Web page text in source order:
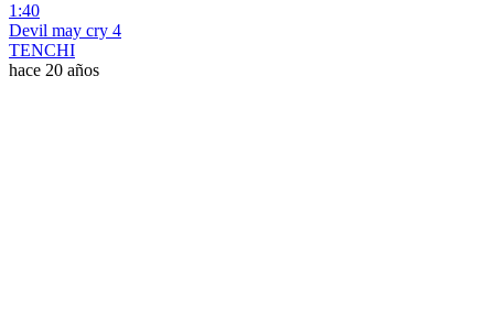
1:40
Devil may cry 4
TENCHI
hace 20 años